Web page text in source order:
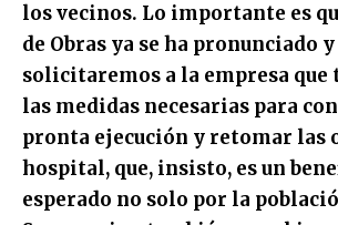
los vecinos. Lo importante es
de Obras ya se ha pronunciado
solicitaremos a la empresa que
las medidas necesarias para
pronta ejecución y retomar las
hospital, que, insisto, es un
esperado no solo por la